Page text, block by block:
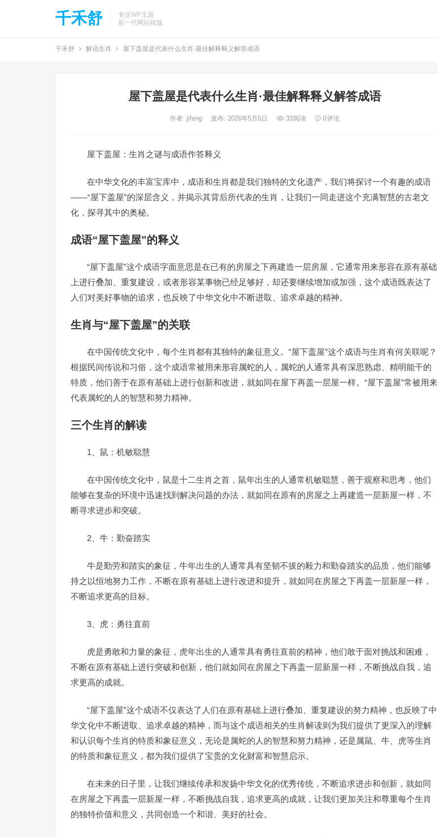
千禾舒
专业WP主题
新一代网站模版
千禾舒 解说生肖 屋下盖屋是代表什么生肖·最佳解释释义解答成语
屋下盖屋是代表什么生肖·最佳解释释义解答成语
作者: jifeng 发布: 2026年5月6日 33阅读 0评论
屋下盖屋：生肖之谜与成语作答释义
在中华文化的丰富宝库中，成语和生肖都是我们独特的文化遗产，我们将探讨一个有趣的成语
——“屋下盖屋”的深层含义，并揭示其背后所代表的生肖，让我们一同走进这个充满智慧的古老文
化，探寻其中的奥秘。
成语“屋下盖屋”的释义
“屋下盖屋”这个成语字面意思是在已有的房屋之下再建造一层房屋，它通常用来形容在原有基础
上进行叠加、重复建设，或者形容某事物已经足够好，却还要继续增加或加强，这个成语既表达了
人们对美好事物的追求，也反映了中华文化中不断进取、追求卓越的精神。
生肖与“屋下盖屋”的关联
在中国传统文化中，每个生肖都有其独特的象征意义。“屋下盖屋”这个成语与生肖有何关联呢？
根据民间传说和习俗，这个成语常被用来形容属蛇的人，属蛇的人通常具有深思熟虑、精明能干的
特质，他们善于在原有基础上进行创新和改进，就如同在屋下再盖一层屋一样。“屋下盖屋”常被用来
代表属蛇的人的智慧和努力精神。
三个生肖的解读
1、鼠：机敏聪慧
在中国传统文化中，鼠是十二生肖之首，鼠年出生的人通常机敏聪慧，善于观察和思考，他们
能够在复杂的环境中迅速找到解决问题的办法，就如同在原有的房屋之上再建造一层新屋一样，不
断寻求进步和突破。
2、牛：勤奋踏实
牛是勤劳和踏实的象征，牛年出生的人通常具有坚韧不拔的毅力和勤奋踏实的品质，他们能够
持之以恒地努力工作，不断在原有基础上进行改进和提升，就如同在房屋之下再盖一层新屋一样，
不断追求更高的目标。
3、虎：勇往直前
虎是勇敢和力量的象征，虎年出生的人通常具有勇往直前的精神，他们敢于面对挑战和困难，
不断在原有基础上进行突破和创新，他们就如同在房屋之下再盖一层新屋一样，不断挑战自我，追
求更高的成就。
“屋下盖屋”这个成语不仅表达了人们在原有基础上进行叠加、重复建设的努力精神，也反映了中
华文化中不断进取、追求卓越的精神，而与这个成语相关的生肖解读则为我们提供了更深入的理解
和认识每个生肖的特质和象征意义，无论是属蛇的人的智慧和努力精神，还是属鼠、牛、虎等生肖
的特质和象征意义，都为我们提供了宝贵的文化财富和智慧启示。
在未来的日子里，让我们继续传承和发扬中华文化的优秀传统，不断追求进步和创新，就如同
在房屋之下再盖一层新屋一样，不断挑战自我，追求更高的成就，让我们更加关注和尊重每个生肖
的独特价值和意义，共同创造一个和谐、美好的社会。